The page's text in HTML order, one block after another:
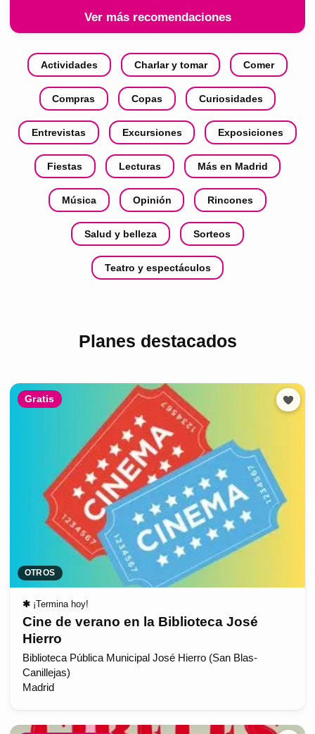
Ver más recomendaciones
Actividades Charlar y tomar Comer
Compras Copas Curiosidades
Entrevistas Excursiones Exposiciones
Fiestas Lecturas Más en Madrid
Música Opinión Rincones
Salud y belleza Sorteos
Teatro y espectáculos
Planes destacados
Gratis
OTROS
✱ ¡Termina hoy!
Cine de verano en la Biblioteca José
Hierro
Biblioteca Pública Municipal José Hierro (San Blas-
Canillejas)
Madrid